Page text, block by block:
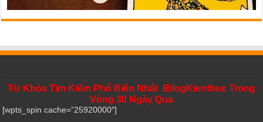
Từ Khóa Tìm Kiếm Phổ Biến Nhất IBlogKienthuc Trong
Vòng 30 Ngày Qua
[wpts_spin cache=”25920000″]